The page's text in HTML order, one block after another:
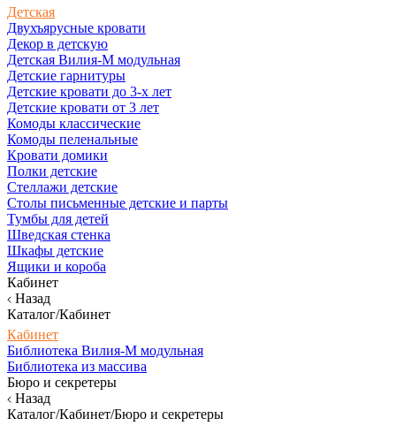
Детская
Двухъярусные кровати
Декор в детскую
Детская Вилия-М модульная
Детские гарнитуры
Детские кровати до 3-х лет
Детские кровати от 3 лет
Комоды классические
Комоды пеленальные
Кровати домики
Полки детские
Стеллажи детские
Столы письменные детские и парты
Тумбы для детей
Шведская стенка
Шкафы детские
Ящики и короба
Кабинет
Назад
Каталог/Кабинет
Кабинет
Библиотека Вилия-М модульная
Библиотека из массива
Бюро и секретеры
Назад
Каталог/Кабинет/Бюро и секретеры